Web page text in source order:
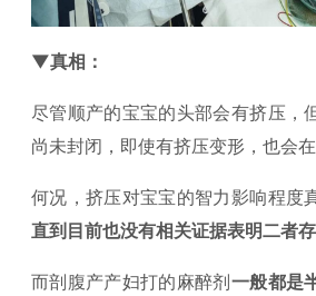
▼真相：
尽管顺产的宝宝的头部会有挤压，
尚未封闭，即使有挤压变形，也会在
何况，挤压对宝宝的智力影响程度
直到目前也没有相关证据表明二者存
而剖腹产产妇打的麻醉剂一般都是